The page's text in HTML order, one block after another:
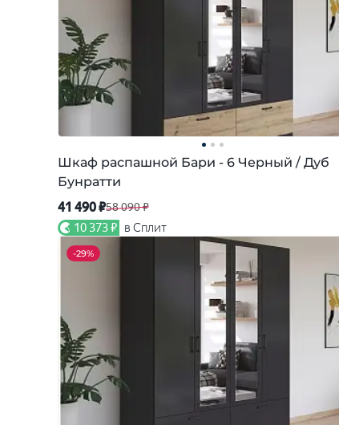
Шкаф распашной Бари - 6 Черный / Дуб
Бунратти
41 490 ₽58 090 ₽
10 373 ₽ в Сплит
-29%